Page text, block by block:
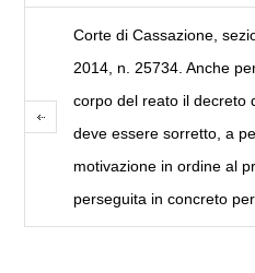
Corte di Cassazione,
2014, n. 25734. Anche
corpo del reato il decreto
deve essere sorretto, a
motivazione in ordine al
perseguita in concreto